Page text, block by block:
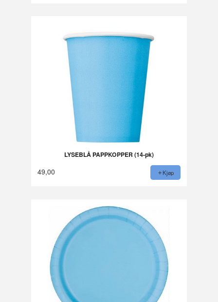
LYSEBLÅ PAPPKOPPER (14-pk)
49,00 Kjøp